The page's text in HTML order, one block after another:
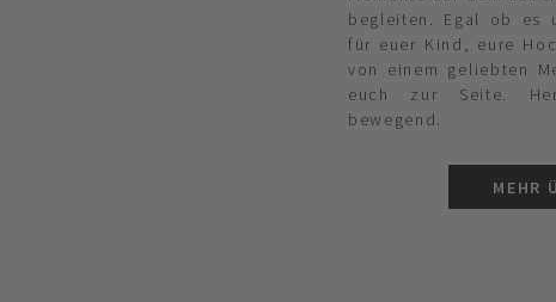
begleiten. Egal ob es
für euer Kind, eure
von einem geliebten
euch zur Seite.
bewegend.
MEHR